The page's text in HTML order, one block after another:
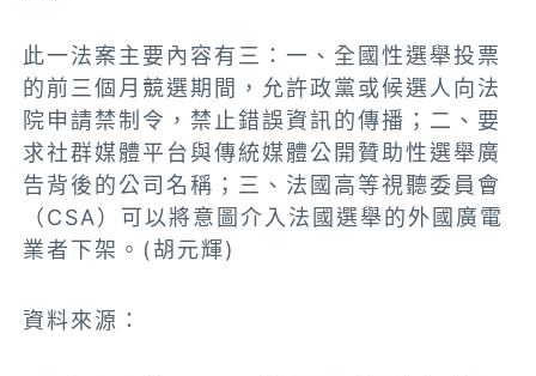
此一法案主要內容有三：一、全國性選舉投票
的前三個月競選期間，允許政黨或候選人向法
院申請禁制令，禁止錯誤資訊的傳播；二、要
求社群媒體平台與傳統媒體公開贊助性選舉廣
告背後的公司名稱；三、法國高等視聽委員會
（CSA）可以將意圖介入法國選舉的外國廣電
業者下架。(胡元輝)
資料來源：